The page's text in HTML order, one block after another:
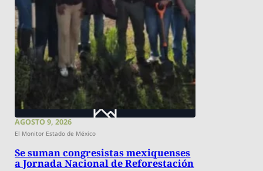
AGOSTO 9, 2026
El Monitor Estado de México
Se suman congresistas mexiquenses
a Jornada Nacional de Reforestación